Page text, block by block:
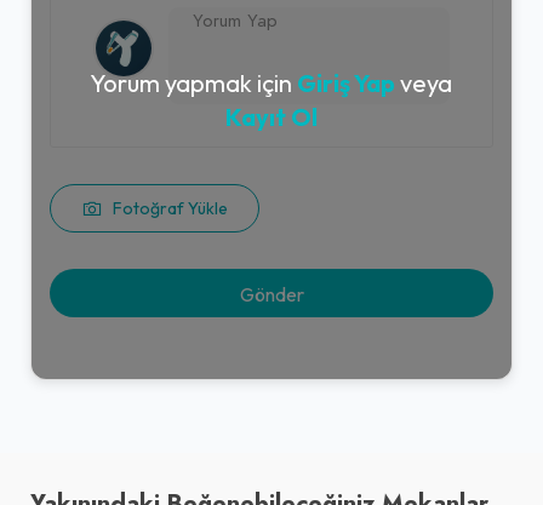
Fotoğraf Yükle
Yorum yapmak için Giriş Yap veya
Kayıt Ol